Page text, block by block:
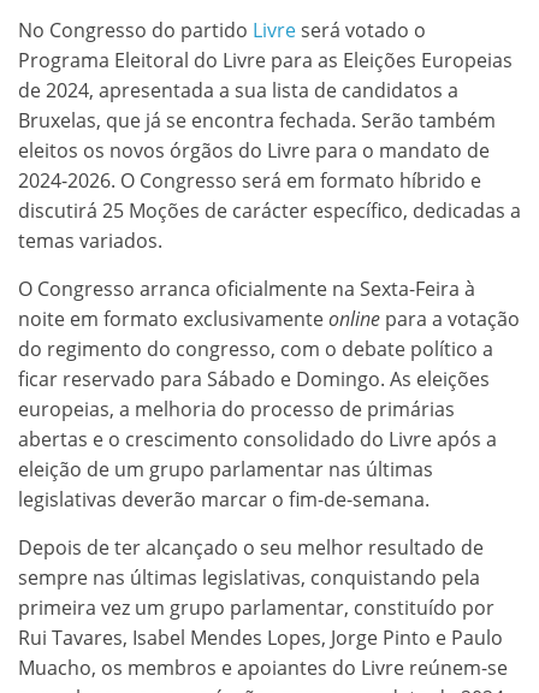
No Congresso do partido Livreserá votado o
Programa Eleitoral do Livre para as Eleições Europeias
de 2024, apresentada a sua lista de candidatos a
Bruxelas, que já se encontra fechada. Serão também
eleitos os novos órgãos do Livre para o mandato de
2024-2026. O Congresso será em formato híbrido e
discutirá 25 Moções de carácter específico, dedicadas a
temas variados.
O Congresso arranca oficialmente na Sexta-Feira à
noite em formato exclusivamenteonline para a votação
do regimento do congresso, com o debate político a
ficar reservado para Sábado e Domingo. As eleições
europeias, a melhoria do processo de primárias
abertas e o crescimento consolidado do Livre após a
eleição de um grupo parlamentar nas últimas
legislativas deverão marcar o fim-de-semana.
Depois de ter alcançado o seu melhor resultado de
sempre nas últimas legislativas, conquistando pela
primeira vez um grupo parlamentar, constituído por
Rui Tavares, Isabel Mendes Lopes, Jorge Pinto e Paulo
Muacho, os membros e apoiantes do Livre reúnem-se